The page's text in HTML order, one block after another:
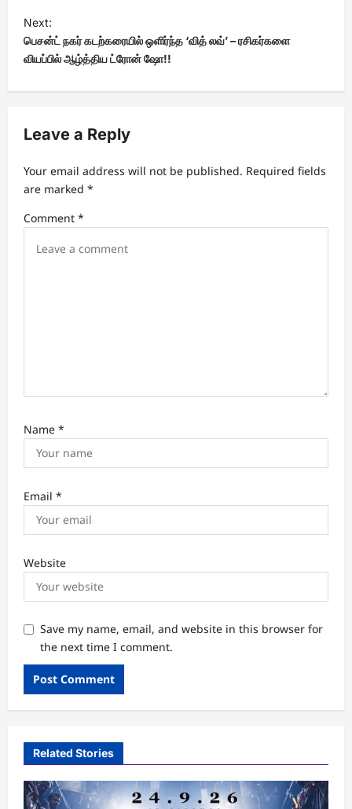
s
t
n
a
i
a
i
Next:
பெசன்ட் நகர் கடற்கரையில் ஒளிர்ந்த ‘வித் லவ்’ – ரசிகர்களை
வியப்பில் ஆழ்த்திய ட்ரோன் ஷோ!!
Leave a Reply
Your email address will not be published. Required fields
are marked *
Comment *
Name *
Email *
Website
Save my name, email, and website in this browser for
the next time I comment.
Related Stories